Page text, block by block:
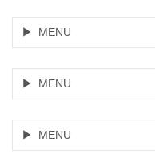
MENU
MENU
MENU